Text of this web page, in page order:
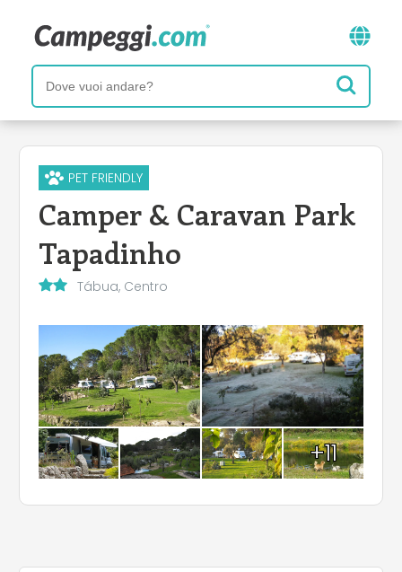
PET FRIENDLY
Camper & Caravan Park
Tapadinho
Tábua, Centro
+11